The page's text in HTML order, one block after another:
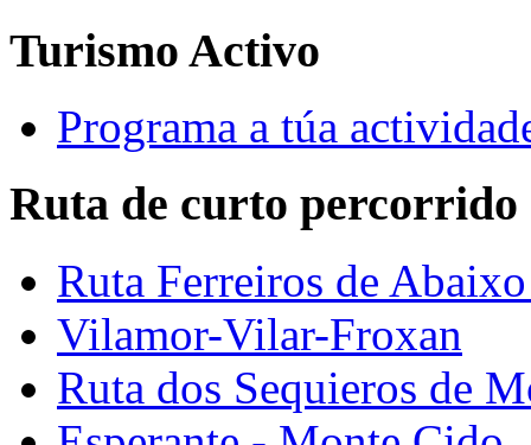
Turismo Activo
Programa a túa
Ruta de curto percorrido
Ruta Ferreiros de
Vilamor-Vilar-Froxan
Ruta dos Sequieros de